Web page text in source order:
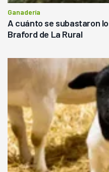
Ganadería
A cuánto se subastaron
Braford de La Rural